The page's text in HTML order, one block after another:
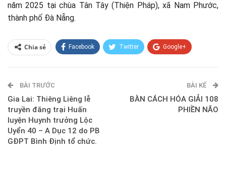
năm 2025 tại chùa Tân Tây (Thiện Pháp), xã Nam Phước,
thành phố Đà Nẵng.
Chia sẻ Facebook Twitter Google+
E-mail
BÀI TRƯỚC
Gia Lai: Thiêng Liêng lễ
truyền đăng trại Huấn
luyện Huynh trưởng Lộc
Uyển 40 – A Dục 12 do PB
GĐPT Bình Định tổ chức.
BÀI KẾ
BÀN CÁCH HÓA GIẢI 108
PHIỀN NÃO